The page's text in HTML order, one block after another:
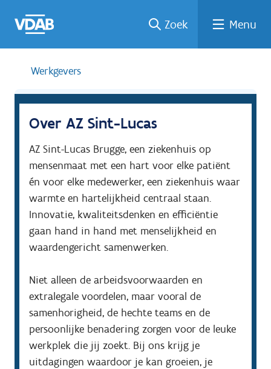
naar
een
een
job
mij?
naar
Zoek Menu
Werkgevers
Over AZ Sint-Lucas
AZ Sint-Lucas Brugge, een ziekenhuis op
mensenmaat met een hart voor elke patiënt
én voor elke medewerker, een ziekenhuis waar
warmte en hartelijkheid centraal staan.
Innovatie, kwaliteitsdenken en efficiëntie
gaan hand in hand met menselijkheid en
waardengericht samenwerken.
Niet alleen de arbeidsvoorwaarden en
extralegale voordelen, maar vooral de
samenhorigheid, de hechte teams en de
persoonlijke benadering zorgen voor de leuke
werkplek die jij zoekt. Bij ons krijg je
uitdagingen waardoor je kan groeien, je